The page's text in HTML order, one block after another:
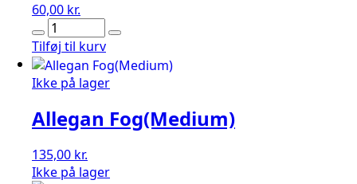
60,00 kr.
Allan
P.
Mc
Connel
(small)
antal
Tilføj til kurv
Ikke på lager
Allegan Fog(Medium)
135,00 kr.
Ikke på lager